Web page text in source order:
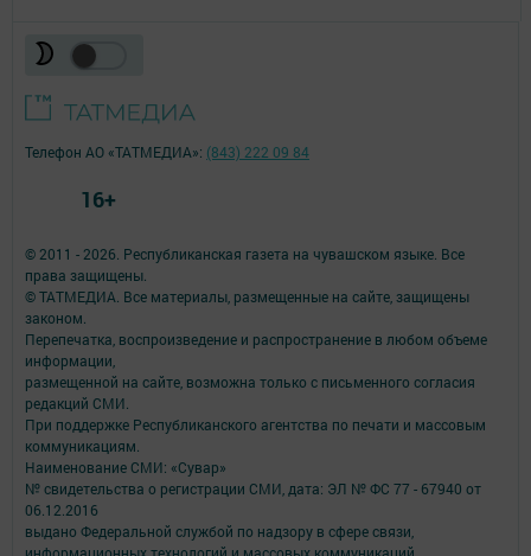
© 2011 - 2026. Республиканская газета на чувашском языке. Все
права защищены.
© ТАТМЕДИА. Все материалы, размещенные на сайте, защищены
законом.
Перепечатка, воспроизведение и распространение в любом объеме
информации,
размещенной на сайте, возможна только с письменного согласия
редакций СМИ.
При поддержке Республиканского агентства по печати и массовым
коммуникациям.
Наименование СМИ: «Сувар»
№ свидетельства о регистрации СМИ, дата: ЭЛ № ФС 77 - 67940 от
06.12.2016
выдано Федеральной службой по надзору в сфере связи,
Телефон АО «ТАТМЕДИА»: (843) 222 09 84
16+